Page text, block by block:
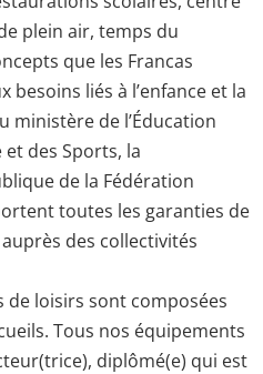
plein air, temps du
que les Francas
liés à l’enfance et la
ministère de l’Éducation
et des Sports, la
de la Fédération
toutes les garanties de
des collectivités
de loisirs sont composées
Tous nos équipements
diplômé(e) qui est